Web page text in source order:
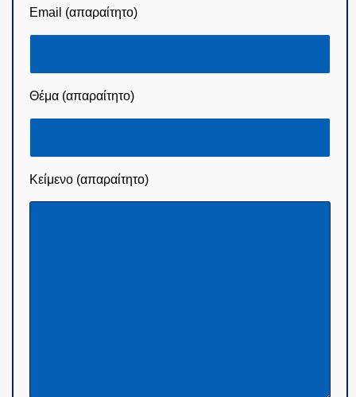
Email (απαραίτητο)
Θέμα (απαραίτητο)
Κείμενο (απαραίτητο)